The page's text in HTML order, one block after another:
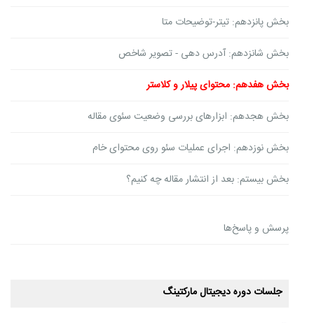
بخش پانزدهم: تیتر-توضیحات متا
بخش شانزدهم: آدرس دهی - تصویر شاخص
بخش هفدهم: محتوای پیلار و کلاستر
بخش هجدهم: ابزارهای بررسی وضعیت سئوی مقاله
بخش نوزدهم: اجرای عملیات سئو روی محتوای خام
بخش بیستم: بعد از انتشار مقاله چه کنیم؟
پرسش و پاسخ‌ها
جلسات دوره دیجیتال مارکتینگ